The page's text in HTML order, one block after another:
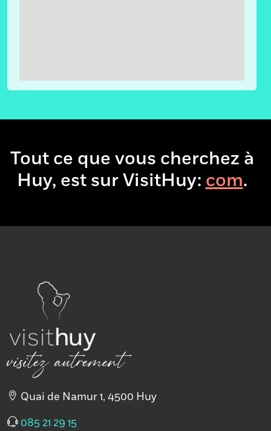
Tout ce que vous cherchez à
Huy, est sur VisitHuy:.
visitez autrement
Quai de Namur 1, 4500 Huy
085 21 29 15